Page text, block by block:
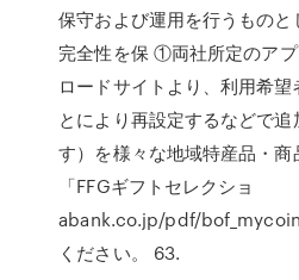
保守および運用を行うもの
完全性を保 ①両社所定のア
ロードサイトより、利用希望
とにより再設定するなどで
す）を様々な地域特産品・
「FFGギフトセレクショ
abank.co.jp/pdf/
ください。 63.